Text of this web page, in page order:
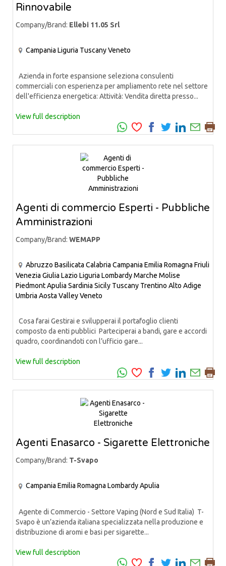
Rinnovabile
Company/Brand: Ellebi 11.05 Srl
Campania Liguria TuscanyVeneto
Azienda in forte espansione seleziona consulenti
commerciali con esperienza per ampliamento rete nel settore
dell'efficienza energetica: Attività: Vendita diretta presso...
View full description
Agenti di commercio Esperti - Pubbliche
Amministrazioni
Company/Brand: WEMAPP
Abruzzo Basilicata Calabria Campania Emilia Romagna Friuli
Venezia Giulia Lazio Liguria LombardyMarche Molise
PiedmontApulia Sardinia Sicily Tuscany Trentino Alto Adige
Umbria Aosta ValleyVeneto
Cosa farai Gestirai e svilupperai il portafoglio clienti
composto da enti pubblici Parteciperai a bandi, gare e accordi
quadro, coordinandoti con l’ufficio gare...
View full description
Agenti Enasarco - Sigarette Elettroniche
Company/Brand: T-Svapo
Campania Emilia Romagna LombardyApulia
Agente di Commercio - Settore Vaping (Nord e Sud Italia) T-
Svapo è un’azienda italiana specializzata nella produzione e
distribuzione di aromi e basi per sigarette...
View full description